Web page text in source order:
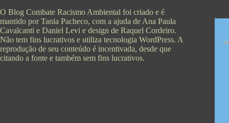
O Blog Combate Racismo Ambiental foi criado e é
mantido por Tania Pacheco, com a ajuda de Ana Paula
Cavalcanti e Daniel Levi e design de Raquel Cordeiro.
Não tem fins lucrativos e utiliza tecnologia WordPress. A
reprodução de seu conteúdo é incentivada, desde que
citando a fonte e também sem fins lucrativos.